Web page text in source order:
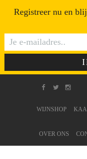
WIJNSHOP
OVER ONS
Registreer nu en